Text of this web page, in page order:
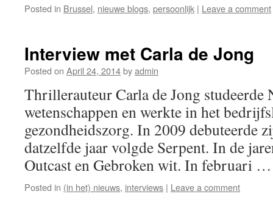
Posted in Brussel, nieuwe blogs, persoonlijk | Leave a comment
Interview met Carla de Jong
Posted on April 24, 2014byadmin
Thrillerauteur Carla de Jong studeerde
wetenschappen en werkte in het
gezondheidszorg. In 2009 debuteerde
datzelfde jaar volgde Serpent. In de
Outcast en Gebroken wit. In februari
Posted in (in het) nieuws, interviews | Leave a comment